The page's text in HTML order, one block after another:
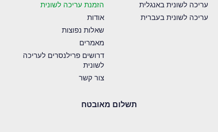
עריכה לשונית באנגלית
עריכה לשונית בעברית
הזמנת עריכה לשונית
אודות
שאלות נפוצות
מאמרים
דרושים פרילנסרים לעריכה
לשונית
צור קשר
תשלום מאובטח